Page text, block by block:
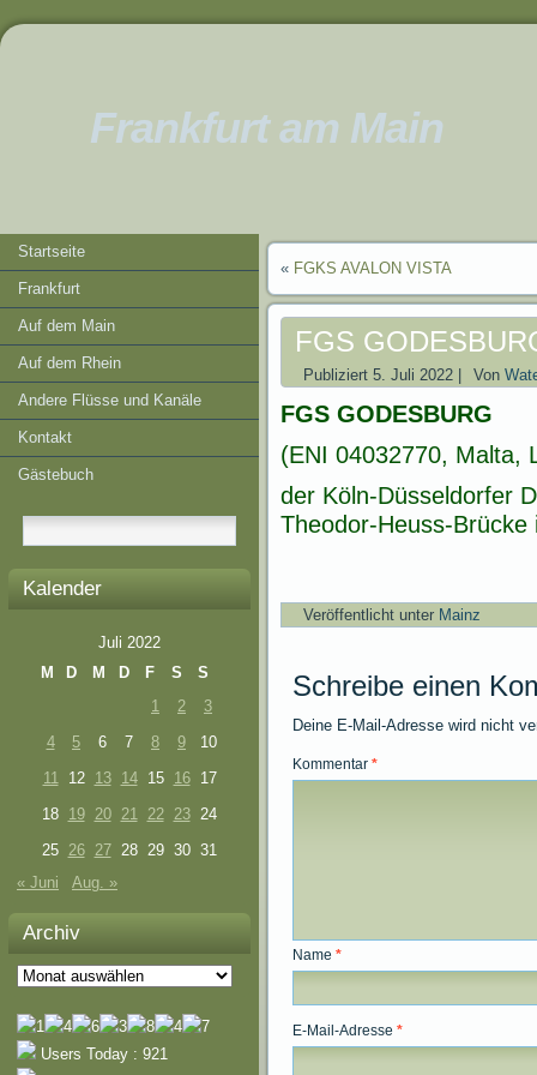
Frankfurt am Main
Startseite
Frankfurt
Auf dem Main
Auf dem Rhein
Andere Flüsse und Kanäle
Kontakt
Gästebuch
Kalender
Juli 2022
M
D M D F S
S
1
2
3
4
5 6 7 8 9
10
11
12 13 14 15 16
17
18 19 20 21 22 23 24
25 26 27 28 29 30 31
« Juni
Aug. »
Archiv
Archiv
Users Today : 921
« FGKS AVALON VISTA
FGS
Publiziert 5. Juli 2022 Von
FGS GODESBURG
(ENI 04032770, Malta,
der Köln-Düsseldorfer
Theodor-Heuss-Brücke
Veröffentlicht unter Mainz
Schreibe einen
Deine E-Mail-Adresse wird nicht
Kommentar *
Name *
E-Mail-Adresse *